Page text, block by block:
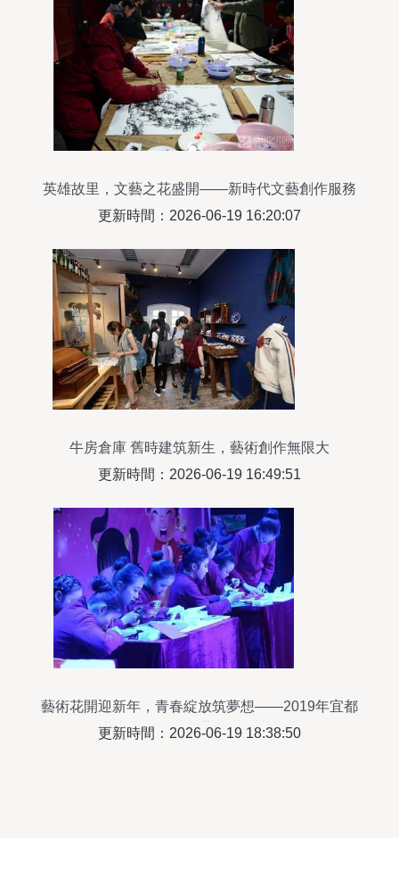
英雄故里，文藝之花盛開——新時代文藝創作服務
人民的實踐與思考
更新時間：2026-06-19 16:20:07
牛房倉庫 舊時建筑新生，藝術創作無限大
更新時間：2026-06-19 16:49:51
藝術花開迎新年，青春綻放筑夢想——2019年宜都
市青少年元旦文藝晚會圓滿落幕
更新時間：2026-06-19 18:38:50